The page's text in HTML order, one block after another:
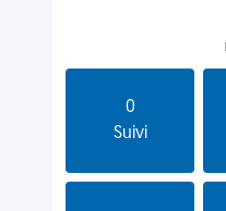
0
Suivi